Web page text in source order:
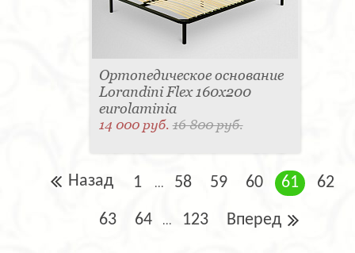
Ортопедическое основание
Lorandini Flex 160x200
eurolaminia
14 000 руб.16 800 руб.
Назад 1 ... 58 59 60 61 62
63 64 ... 123 Вперед